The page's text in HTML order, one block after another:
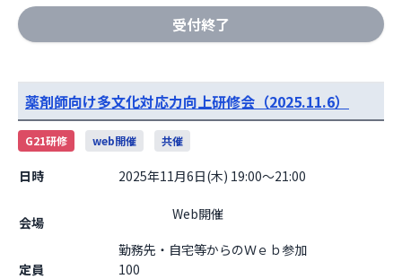
受付終了
薬剤師向け多文化対応力向上研修会（2025.11.6）
G21研修 web開催 共催
日時 2025年11月6日(木) 19:00～21:00
会場
勤務先・自宅等からのＷｅｂ参加
定員
100